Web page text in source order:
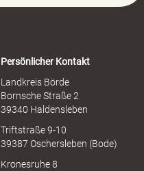
Persönlicher Kontakt
Landkreis Börde
Bornsche Straße 2
39340 Haldensleben
Triftstraße 9-10
39387 Oschersleben (Bode)
Kronesruhe 8